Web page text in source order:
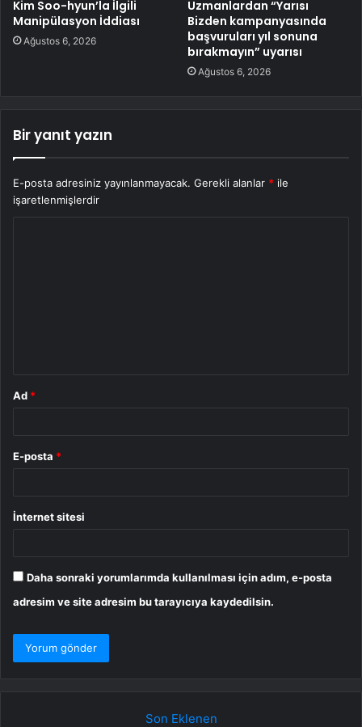
Kim Soo-hyun’la İlgili
Manipülasyon İddiası
Ağustos 6, 2026
Uzmanlardan “Yarısı
Bizden kampanyasında
başvuruları yıl sonuna
bırakmayın” uyarısı
Ağustos 6, 2026
Bir yanıt yazın
E-posta adresiniz yayınlanmayacak. Gerekli alanlar * ile
işaretlenmişlerdir
Ad *
E-posta *
İnternet sitesi
Daha sonraki yorumlarımda kullanılması için adım, e-posta
adresim ve site adresim bu tarayıcıya kaydedilsin.
Son Eklenen